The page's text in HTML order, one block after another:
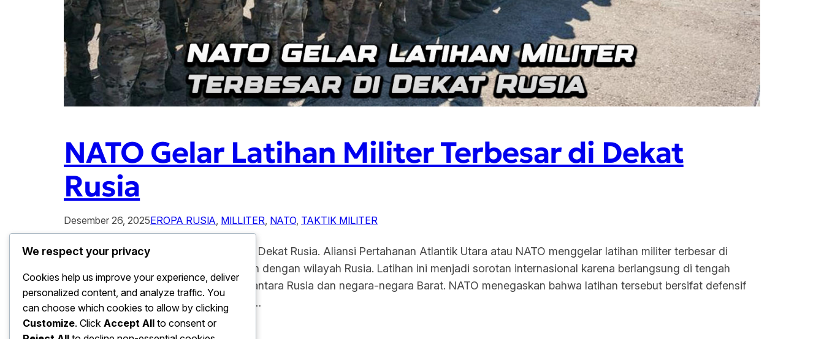
NATO Gelar Latihan Militer Terbesar di Dekat
Rusia
Desember 26, 2025EROPA RUSIA, MILLITER, NATO, TAKTIK MILITER
NATO Gelar Latihan Militer Terbesar di Dekat Rusia. Aliansi Pertahanan Atlantik Utara atau NATO menggelar latihan militer terbesar di
kawasan Eropa Timur yang berdekatan dengan wilayah Rusia. Latihan ini menjadi sorotan internasional karena berlangsung di tengah
meningkatnya ketegangan geopolitik antara Rusia dan negara-negara Barat. NATO menegaskan bahwa latihan tersebut bersifat defensif
dan bertujuan meningkatkan kesiapan…
We respect your privacy
Cookies help us improve your experience, deliver
personalized content, and analyze traffic. You
can choose which cookies to allow by clicking
Customize. Click Accept All to consent or